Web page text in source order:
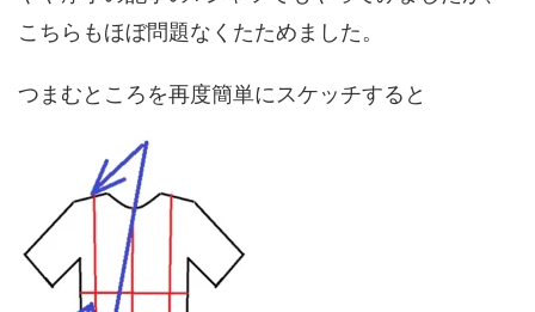
こちらもほぼ問題なくたためました。
つまむところを再度簡単にスケッチすると